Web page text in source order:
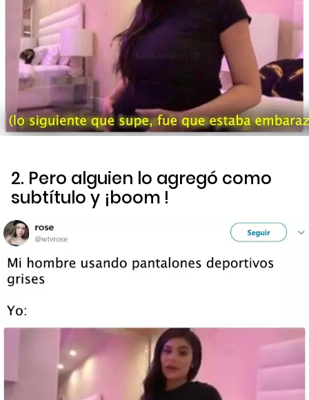
2. Pero alguien lo agregó como
subtítulo y ¡boom !